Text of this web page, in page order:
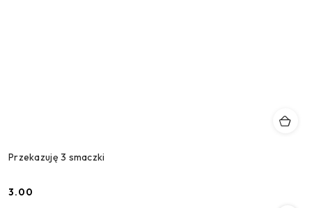
Przekazuję 3 smaczki
Cena:
3.00